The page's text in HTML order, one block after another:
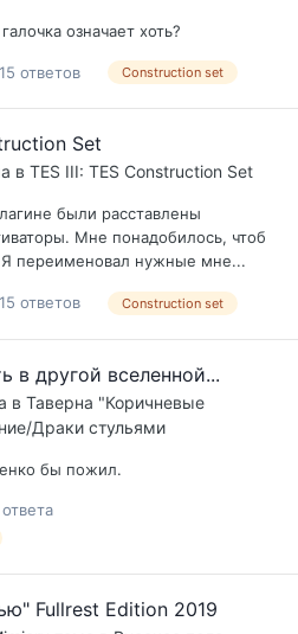
означает хоть?
ответов Construction set
Set
в TES III: TES Construction Set
были расставлены
Мне понадобилось, чтоб
переименовал нужные мне...
ответов Construction set
в другой вселенной...
в Таверна "Коричневые
Драки стульями
бы пожил.
Fullrest Edition 2019